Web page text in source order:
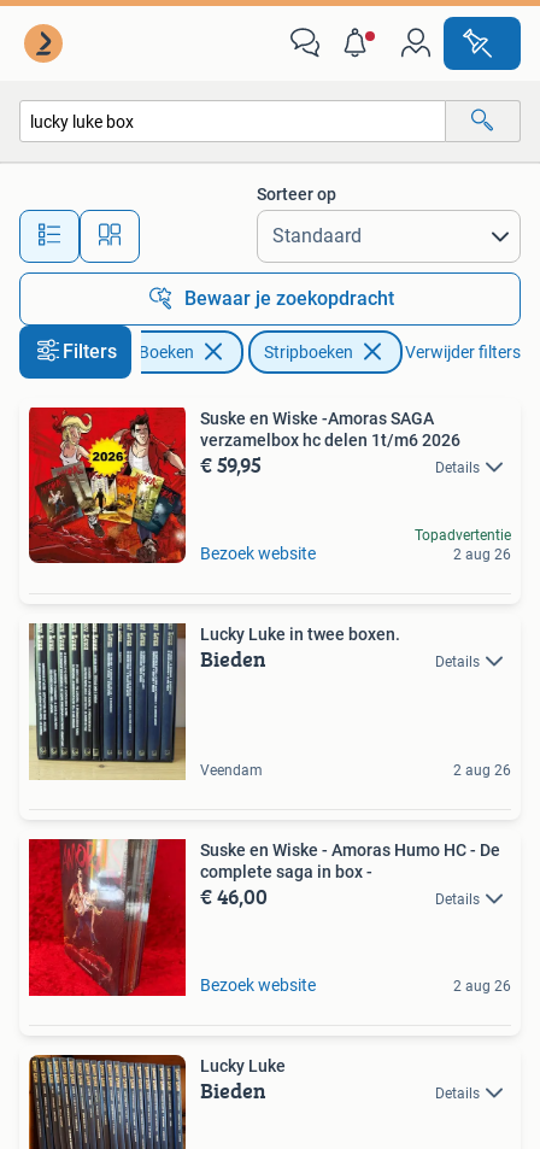
Alle afstanden…
Sorteer op
Bewaar je zoekopdracht
Filters Boeken Stripboeken Verwijder filters
Suske en Wiske -Amoras SAGA
verzamelbox hc delen 1t/m6 2026
€ 59,95 Details
Bezoek website
Topadvertentie
2 aug 26
Lucky Luke in twee boxen.
Bieden Details
Veendam 2 aug 26
Suske en Wiske - Amoras Humo HC - De
complete saga in box -
€ 46,00 Details
Bezoek website 2 aug 26
Lucky Luke
Bieden Details